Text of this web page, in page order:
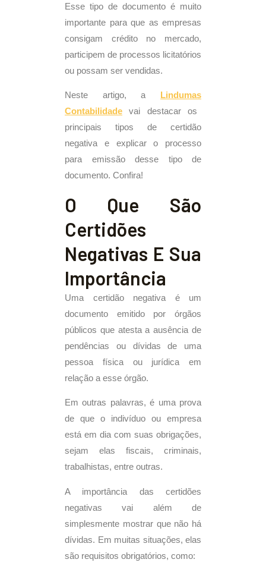
Esse tipo de documento é muito
importante para que as empresas
consigam crédito no mercado,
participem de processos licitatórios
ou possam ser vendidas.
Neste artigo, a
Lindumas
Contabilidade vai destacar os
principais tipos de certidão
negativa e explicar o processo
para emissão desse tipo de
documento. Confira!
O Que São
Certidões
Negativas E Sua
Importância
Uma certidão negativa é um
documento emitido por órgãos
públicos que atesta a ausência de
pendências ou dívidas de uma
pessoa física ou jurídica em
relação a esse órgão.
Em outras palavras, é uma prova
de que o indivíduo ou empresa
está em dia com suas obrigações,
sejam elas fiscais, criminais,
trabalhistas, entre outras.
A importância das certidões
negativas vai além de
simplesmente mostrar que não há
dívidas. Em muitas situações, elas
são requisitos obrigatórios, como: